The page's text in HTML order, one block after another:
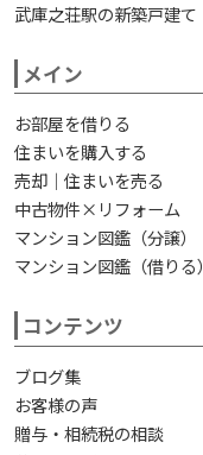
武庫之荘駅の新築戸建て
メイン
お部屋を借りる
住まいを購入する
売却｜住まいを売る
中古物件×リフォーム
マンション図鑑（分譲）
マンション図鑑（借りる）
コンテンツ
ブログ集
お客様の声
贈与・相続税の相談